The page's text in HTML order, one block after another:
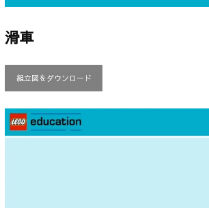
滑車
組立図をダウンロード